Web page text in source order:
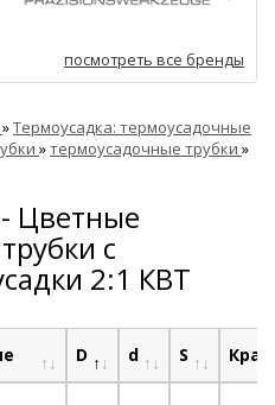
посмотреть все бренды
»Термоусадка: термоусадочные
»термоусадочные трубки »
Цветные
с
2:1 КВТ
D d S